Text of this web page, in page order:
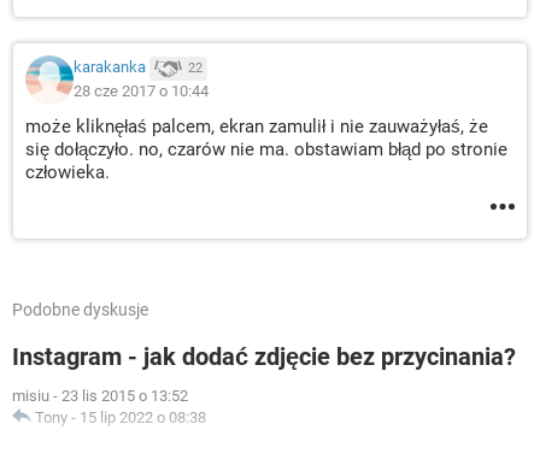
karakanka 22
28 cze 2017 o 10:44
może kliknęłaś palcem, ekran zamulił i nie zauważyłaś, że
się dołączyło. no, czarów nie ma. obstawiam błąd po stronie
człowieka.
Podobne dyskusje
Instagram - jak dodać zdjęcie bez przycinania?
misiu - 23 lis 2015 o 13:52
Tony - 15 lip 2022 o 08:38